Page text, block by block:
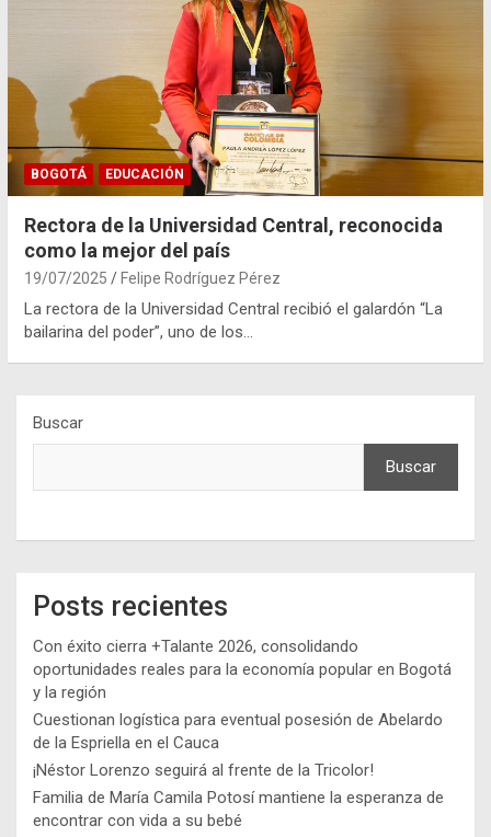
BOGOTÁ EDUCACIÓN
Rectora de la Universidad Central, reconocida
como la mejor del país
19/07/2025 Felipe Rodríguez Pérez
La rectora de la Universidad Central recibió el galardón “La
bailarina del poder”, uno de los…
Buscar
Buscar
Posts recientes
Con éxito cierra +Talante 2026, consolidando
oportunidades reales para la economía popular en Bogotá
y la región
Cuestionan logística para eventual posesión de Abelardo
de la Espriella en el Cauca
¡Néstor Lorenzo seguirá al frente de la Tricolor!
Familia de María Camila Potosí mantiene la esperanza de
encontrar con vida a su bebé